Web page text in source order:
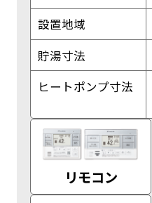
設置地域
貯湯寸法
ヒートポンプ寸法
リモコン